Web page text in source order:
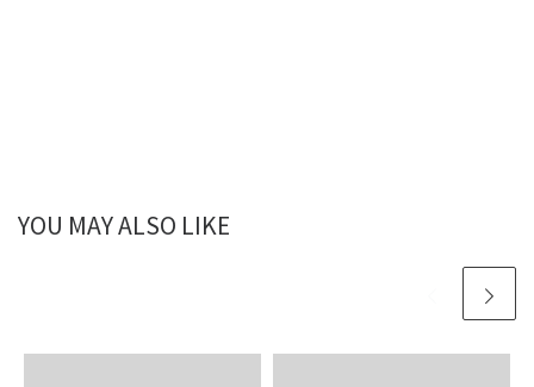
YOU MAY ALSO LIKE